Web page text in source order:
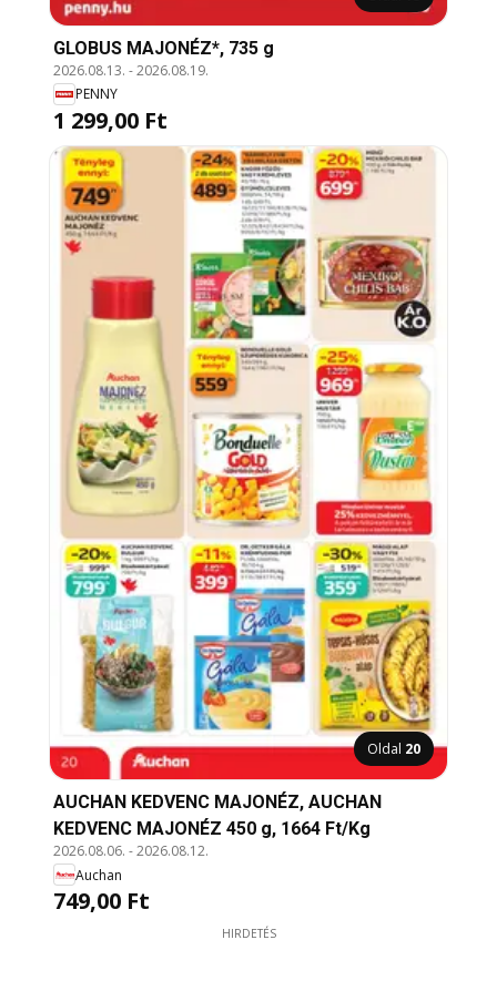
GLOBUS MAJONÉZ*, 735 g
2026.08.13. -2026.08.19.
PENNY
1 299,00 Ft
Oldal 20
AUCHAN KEDVENC MAJONÉZ, AUCHAN
KEDVENC MAJONÉZ 450 g, 1664 Ft/Kg
2026.08.06. -2026.08.12.
Auchan
749,00 Ft
HIRDETÉS